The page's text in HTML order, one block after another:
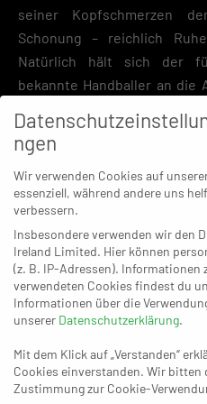
seiner Kopfschmerzen
Schonung – reichlich
Natürlich hält sich der
bekannte Handballer an die
Schneider, wenn er nicht
würde – und sich selbst für
fällige Nach-Untersuchung
dass ich zurückkommen
den Auftritt in Nettelstedt
zur Not, falls ein deutliches
Lieber wäre es dem
Team unten auf oder neben
27:35 auszudrücken scheint.
ngen
Wir verwenden Cookies auf
essenziell, während andere uns
verbessern.
Insbesondere verwenden wir den
Ireland Limited. Hier können
(z. B. IP-Adressen).
verwendeten Cookies findest du
Informationen über die
unserer Datenschutzerklärung.
Mit dem Klick auf „Verstanden“
Cookies einverstanden. Wir
Zustimmung zur Cookie-